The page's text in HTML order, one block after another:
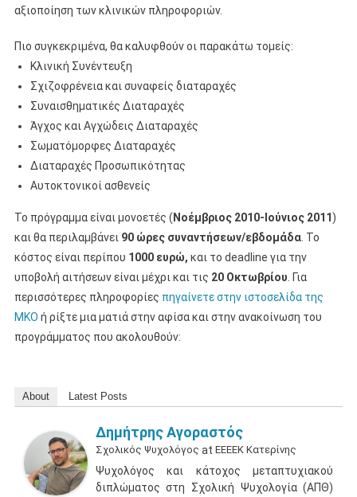
αξιοποίηση των κλινικών πληροφοριών.
Πιο συγκεκριμένα, θα καλυφθούν οι παρακάτω τομείς:
Κλινική Συνέντευξη
Σχιζοφρένεια και συναφείς διαταραχές
Συναισθηματικές Διαταραχές
Άγχος και Αγχώδεις Διαταραχές
Σωματόμορφες Διαταραχές
Διαταραχές Προσωπικότητας
Αυτοκτονικοί ασθενείς
Το πρόγραμμα είναι μονοετές ( Νοέμβριος 2010-Ιούνιος 2011 )
και θα περιλαμβάνει90 ώρες συναντήσεων/εβδομάδα. Το
κόστος είναι περίπου 1000 ευρώ, και το deadline για την
υποβολή αιτήσεων είναι μέχρι και τις 20 Οκτωβρίου. Για
περισσότερες πληροφορίες πηγαίνετε στην ιστοσελίδα της
ΜΚΟ ή ρίξτε μια ματιά στην αφίσα και στην ανακοίνωση του
προγράμματος που ακολουθούν:
About Latest Posts
Δημήτρης Αγοραστός
Σχολικός Ψυχολόγος at ΕΕΕΕΚ Κατερίνης
Ψυχολόγος και κάτοχος μεταπτυχιακού
διπλώματος στη Σχολική Ψυχολογία (ΑΠΘ)